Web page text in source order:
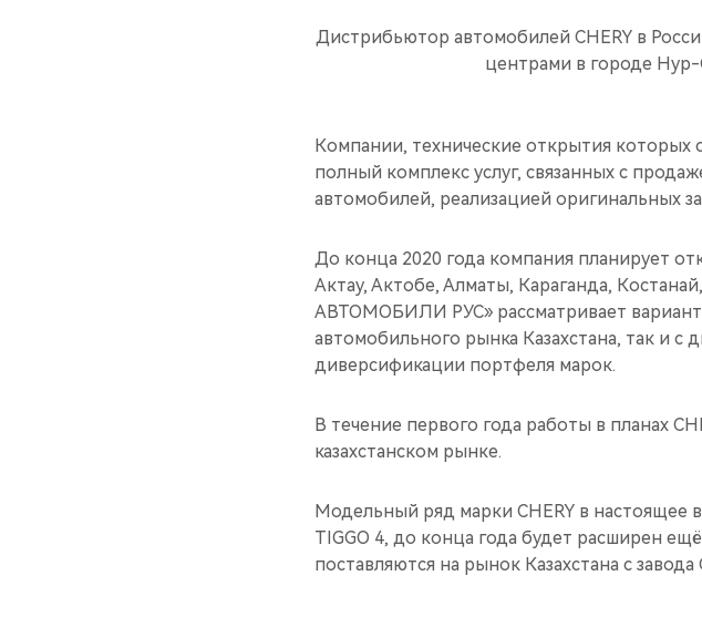
Дистрибьютор автомобилей CHERY в
центрами в городе Нур-
Компании, технические открытия которых
полный комплекс услуг, связанных с
автомобилей, реализацией оригинальных
До конца 2020 года компания планирует
Актау, Актобе, Алматы, Караганда,
АВТОМОБИЛИ РУС» рассматривает
автомобильного рынка Казахстана, так и
диверсификации портфеля марок.
В течение первого года работы в планах
казахстанском рынке.
Модельный ряд марки CHERY в настоящее
TIGGO 4, до конца года будет расширен
поставляются на рынок Казахстана с завода